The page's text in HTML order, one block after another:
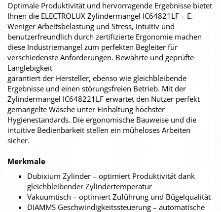
Optimale Produktivität und hervorragende Ergebnisse bietet
Ihnen die ELECTROLUX Zylindermangel IC64821LF – E.
Weniger Arbeitsbelastung und Stress, intuitiv und
benutzerfreundlich durch zertifizierte Ergonomie machen
diese Industriemangel zum perfekten Begleiter für
verschiedenste Anforderungen. Bewährte und geprüfte
Langlebigkeit
garantiert der Hersteller, ebenso wie gleichbleibende
Ergebnisse und einen störungsfreien Betrieb. Mit der
Zylindermangel IC648221LF erwartet den Nutzer perfekt
gemangelte Wäsche unter Einhaltung höchster
Hygienestandards. Die ergonomische Bauweise und die
intuitive Bedienbarkeit stellen ein müheloses Arbeiten
sicher.
Merkmale
Dubixium Zylinder – optimiert Produktivität dank
gleichbleibender Zylindertemperatur
Vakuumtisch – optimiert Zuführung und Bügelqualität
DIAMMS Geschwindigkeitssteuerung – automatische